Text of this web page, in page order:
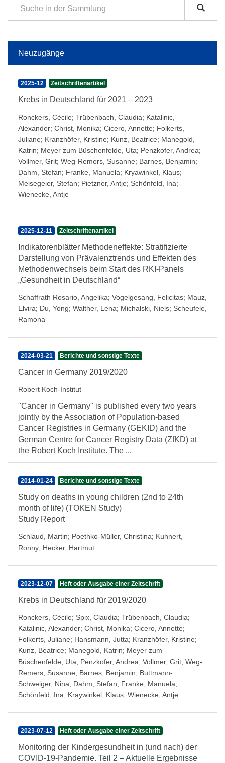
Neuzugänge
2025-12 Zeitschriftenartikel
Krebs in Deutschland für 2021 – 2023
Ronckers, Cécile; Trübenbach, Claudia; Katalinic,
Alexander; Christ, Monika; Cicero, Annette; Folkerts,
Juliane; Kranzhöfer, Kristine; Kunz, Beatrice; Manegold,
Katrin; Meyer zum Büschenfelde, Uta; Penzkofer, Andrea;
Vollmer, Grit; Weg-Remers, Susanne; Barnes, Benjamin;
Dahm, Stefan; Franke, Manuela; Kryawinkel, Klaus;
Meisegeier, Stefan; Pietzner, Antje; Schönfeld, Ina;
Wienecke, Antje
2025-12-11 Zeitschriftenartikel
Indikatorenblätter Methodeneffekte: Stratifizierte
Darstellung von Prävalenztrends und Effekten des
Methodenwechsels beim Start des RKI-Panels
„Gesundheit in Deutschland“
Schaffrath Rosario, Angelika; Vogelgesang, Felicitas; Mauz,
Elvira; Du, Yong; Walther, Lena; Michalski, Niels; Scheufele,
Ramona
2024-03-21 Berichte und sonstige Texte
Cancer in Germany 2019/2020
Robert Koch-Institut
"Cancer in Germany" is published every two years
jointly by the Association of Population-based
Cancer Registries in Germany (GEKID) and the
German Centre for Cancer Registry Data (ZfKD) at
the Robert Koch Institute. The ...
2014-01-24 Berichte und sonstige Texte
Study on deaths in young children (2nd to 24th
month of life) (TOKEN Study)
Study Report
Schlaud, Martin; Poethko-Müller, Christina; Kuhnert,
Ronny; Hecker, Hartmut
2023-12-07 Heft oder Ausgabe einer Zeitschrift
Krebs in Deutschland für 2019/2020
Ronckers, Cécile; Spix, Claudia; Trübenbach, Claudia;
Katalinic, Alexander; Christ, Monika; Cicero, Annette;
Folkerts, Juliane; Hansmann, Jutta; Kranzhöfer, Kristine;
Kunz, Beatrice; Manegold, Katrin; Meyer zum
Büschenfelde, Uta; Penzkofer, Andrea; Vollmer, Grit; Weg-
Remers, Susanne; Barnes, Benjamin; Buttmann-
Schweiger, Nina; Dahm, Stefan; Franke, Manuela;
Schönfeld, Ina; Kraywinkel, Klaus; Wienecke, Antje
2023-07-12 Heft oder Ausgabe einer Zeitschrift
Monitoring der Kindergesundheit in (und nach) der
COVID-19-Pandemie. Teil 2 – Aktuelle Ergebnisse